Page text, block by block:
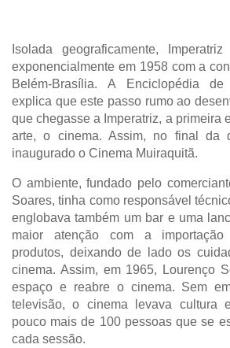
Isolada geograficamente,
exponencialmente em 1958 com a
Belém-Brasília. A Enciclopédia de
explica que este passo rumo ao
que chegasse a Imperatriz, a primeira
arte, o cinema. Assim, no final da
inaugurado o Cinema Muiraquitã.
O ambiente, fundado pelo
Soares, tinha como responsável
englobava também um bar e uma
maior atenção com a
produtos, deixando de lado os
cinema. Assim, em 1965, Lourenço
espaço e reabre o cinema. Sem
televisão, o cinema levava cultura
pouco mais de 100 pessoas que se
cada sessão.